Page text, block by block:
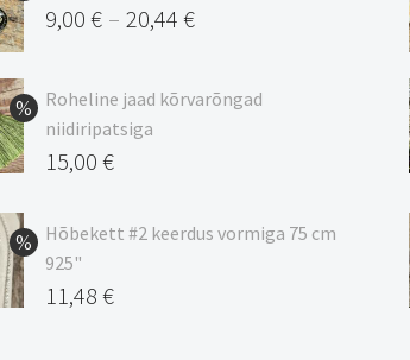
9,00 € – 20,44 €
9,00 €
kuni
20,44 €
Roheline jaad kõrvarõngad
niidiripatsiga
Algne
oli:
17,00 €.
15,00 €
hind
on:
15,00 €.
Hõbekett #2 keerdus vormiga 75 cm
925"
Algne
11,48 €